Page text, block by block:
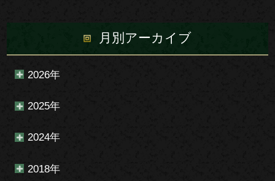
月別アーカイブ
2026年
2025年
2024年
2018年